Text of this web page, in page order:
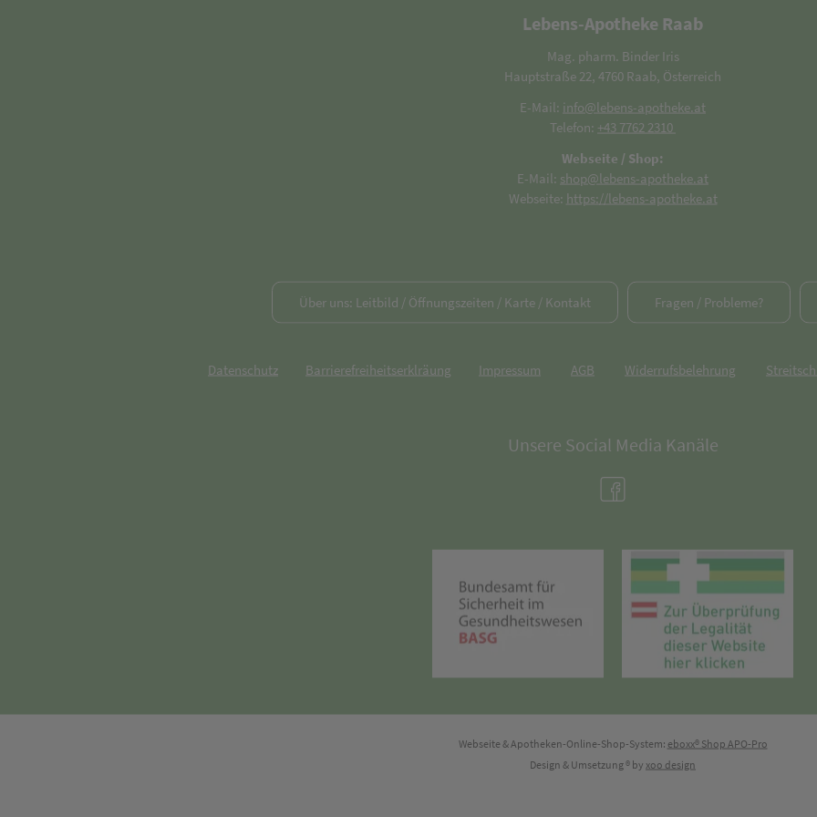
Lebens-Apotheke Raab
Mag. pharm. Binder Iris
Hauptstraße 22, 4760 Raab, Österreich
E-Mail: info@lebens-apotheke.at
Telefon: +43 7762 2310
Webseite / Shop:
E-Mail: shop@lebens-apotheke.at
Webseite: https://lebens-apotheke.at
Über uns: Leitbild / Öffnungszeiten / Karte / Kontakt Fragen / Probleme?
Datenschutz Barrierefreiheitserklräung Impressum AGB Widerrufsbelehrung
Unsere Social Media Kanäle
(öffnet in neuem Tab)
Webseite & Apotheken-Online-Shop-System: eboxx® Shop APO-Pro
Design & Umsetzung® by xoo design